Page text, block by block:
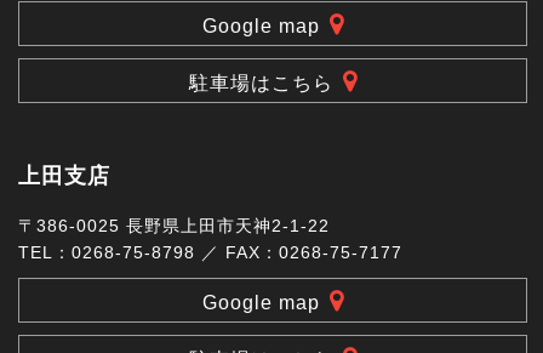
Google map
駐車場はこちら
上田支店
〒386-0025 長野県上田市天神2-1-22
TEL：0268-75-8798 ／ FAX：0268-75-7177
Google map